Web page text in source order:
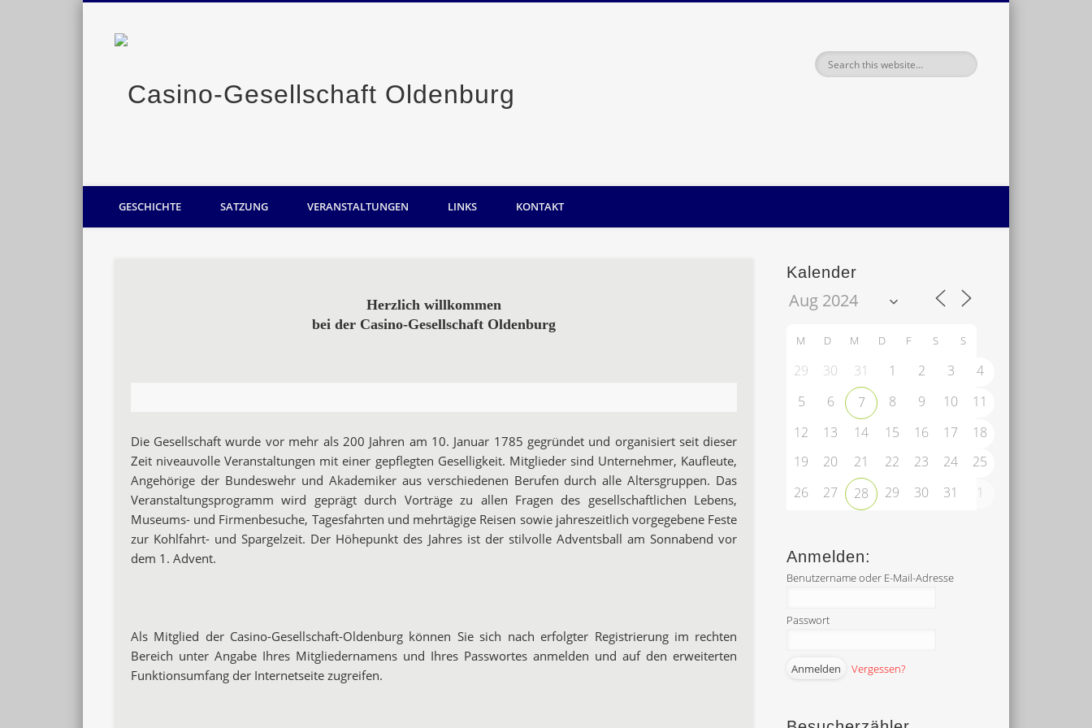
Casino-Gesellschaft Oldenburg
GESCHICHTE SATZUNG VERANSTALTUNGEN LINKS KONTAKT
Herzlich willkommen
bei der Casino-Gesellschaft Oldenburg
Die Gesellschaft wurde vor mehr als 200 Jahren am 10. Januar 1785 gegründet und organisiert seit dieser
Zeit niveauvolle Veranstaltungen mit einer gepflegten Geselligkeit. Mitglieder sind Unternehmer, Kaufleute,
Angehörige der Bundeswehr und Akademiker aus verschiedenen Berufen durch alle Altersgruppen. Das
Veranstaltungsprogramm wird geprägt durch Vorträge zu allen Fragen des gesellschaftlichen Lebens,
Museums- und Firmenbesuche, Tagesfahrten und mehrtägige Reisen sowie jahreszeitlich vorgegebene Feste
zur Kohlfahrt- und Spargelzeit. Der Höhepunkt des Jahres ist der stilvolle Adventsball am Sonnabend vor
dem 1. Advent.
Als Mitglied der Casino-Gesellschaft-Oldenburg können Sie sich nach erfolgter Registrierung im rechten
Bereich unter Angabe Ihres Mitgliedernamens und Ihres Passwortes anmelden und auf den erweiterten
Funktionsumfang der Internetseite zugreifen.
Kalender
M D M D F S S
29 30 31 1 2 3
4
5
6 7 8 9 10
11
12
13 14 15 16 17
18
19
20 21 22 23 24
25
26
27 28 29 30 31 1
Anmelden:
Benutzername oder E-Mail-Adresse
Passwort
Vergessen?